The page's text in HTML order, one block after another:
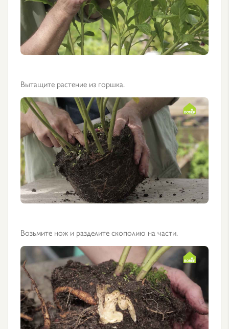
Вытащите растение из горшка.
Возьмите нож и разделите скополию на части.